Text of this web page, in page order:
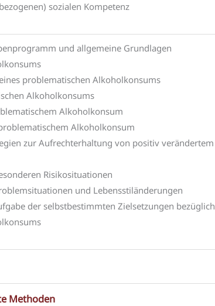
sozialen Kompetenz
und allgemeine Grundlagen
problematischen Alkoholkonsums
Alkoholkonsums
Alkoholkonsum
Alkoholkonsum
zur Aufrechterhaltung von positiv verändertem
Risikosituationen
und Lebensstiländerungen
der selbstbestimmten Zielsetzungen bezüglich
Methoden